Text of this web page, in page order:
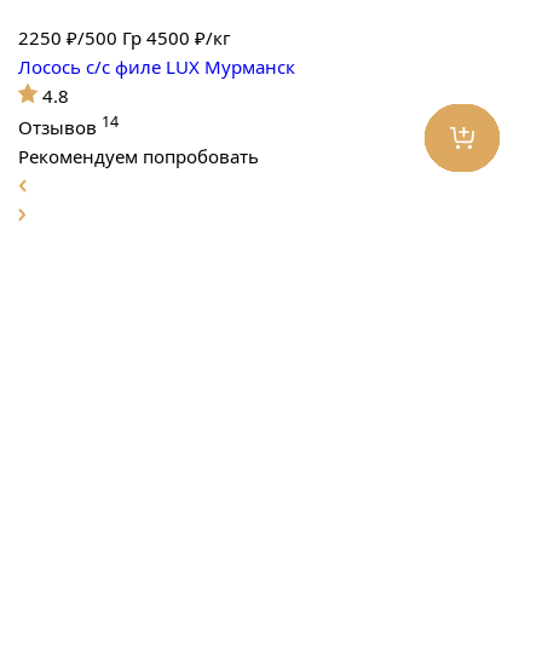
2250 ₽/500 Гр 4500 ₽/кг
Лосось с/с филе LUX Мурманск
4.8
Отзывов 14
Рекомендуем попробовать